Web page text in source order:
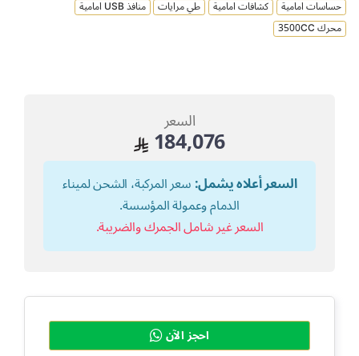
حساسات امامية
كشافات امامية طي مرايات
منافذ USB امامية
محرك 3500CC
السعر
184,076
السعر أعلاه يشمل:سعر المركبة، الشحن لميناء
الدمام وعمولة المؤسسة.
السعر غير شامل الجمرك والضريبة.
احجز الآن